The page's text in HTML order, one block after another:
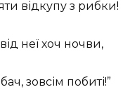
відкупу з рибки!
неї хоч ночви,
зовсім побиті!”